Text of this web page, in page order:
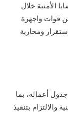
الأمنية خلال
قوات واجهزة
ومحاربة
أعماله، بما
بتنفيذ